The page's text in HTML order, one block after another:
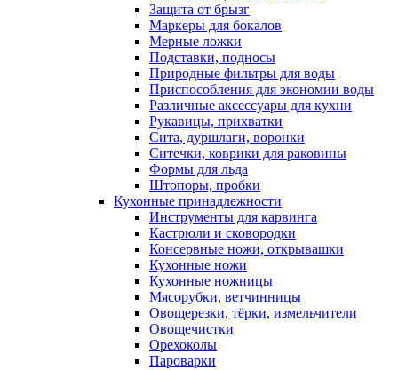
Защита от брызг
Маркеры для бокалов
Мерные ложки
Подставки, подносы
Природные фильтры для воды
Приспособления для экономии воды
Различные аксессуары для кухни
Рукавицы, прихватки
Сита, дуршлаги, воронки
Ситечки, коврики для раковины
Формы для льда
Штопоры, пробки
Кухонные принадлежности
Инструменты для карвинга
Кастрюли и сковородки
Консервные ножи, открывашки
Кухонные ножи
Кухонные ножницы
Мясорубки, ветчинницы
Овощерезки, тёрки, измельчители
Овощечистки
Орехоколы
Пароварки